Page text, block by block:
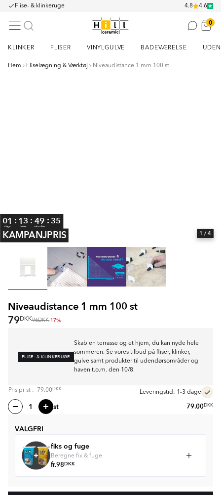
Flise- & klinkeruge 4.8 4.6
0
KLINKER FLISER VINYLGULVE BADEVÆRELSE
Hem Fliselægning & Værktøj Niveaudistance 1 mm 100 st
01
dage
: 13
timer
: 49
minutter
:35
KAMPANJPRIS 1 / 4
Niveaudistance 1 mm 100 st
79DKK96DKK-17%
FLISE- & KLINKERUGE
Skab en terrasse og et hjem, du kan nyde hele
sommeren. Se vores tilbud på fliser, klinker,
gulve samt produkter til udendørsområder og
haven t.o.m. den 10/8.
Pris pr st : 79.00DKK
Leveringstid: 1-3 dage
st 79.00DKK
VALGFRI
fiks og fuge
Beregne fix & fuge
fr.98DKK